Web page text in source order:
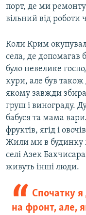
порт, де ми
вільний від роботи
Коли Крим
села, де допомагав
було невелике
кури, але був також
якому завжди
груш і винограду.
бабуся та мама
фруктів, ягід і
Жили ми в будинку
селі Азек
живуть інші люди.
Спочатку
на фронт, але,